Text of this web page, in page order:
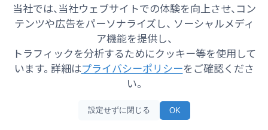
当社では、当社ウェブサイトでの体験を向上させ、コン
テンツや広告をパーソナライズし、 ソーシャルメディ
ア機能を提供し、
トラフィックを分析するためにクッキー等を使用して
います。 詳細はプライバシーポリシーをご確認くださ
い。
設定せずに閉じる OK
Copyright© 2025 SHIZUOKA TELECASTING Co.,Ltd.
All Rights Reserved.